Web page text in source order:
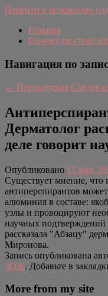
Перейти к основному
Главная
Почему не стоит
Навигация по
← Предыдущая
Дерматолог
деле говорит
Опубликовано 15 мая,
Существует мнение, что
антиперспирантов
алюминия в составе:
узлы и провоцируют
научных подтверждений
рассказала "Абзацу"
Миронова.
Запись опубликована
ЗОЖ. Добавьте в
More from my site